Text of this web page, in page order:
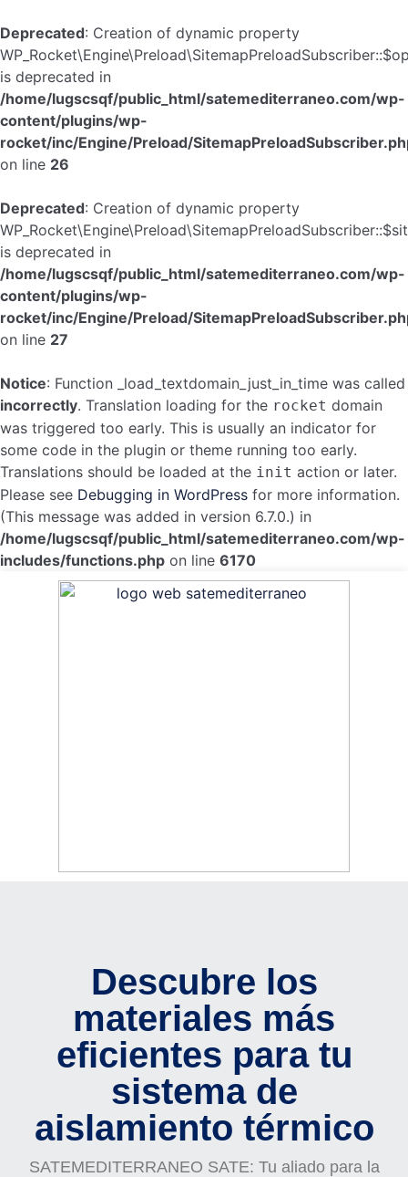
Deprecated: Creation of dynamic property
is deprecated in
/home/lugscsqf/public_html/satemediterraneo.com/wp-
content/plugins/wp-
rocket/inc/Engine/Preload/
on line 26
Deprecated: Creation of dynamic property
is deprecated in
/home/lugscsqf/public_html/satemediterraneo.com/wp-
content/plugins/wp-
rocket/inc/Engine/Preload/
on line 27
Notice: Function _load_textdomain_just_in_time was called
incorrectly. Translation loading for the rocket domain
was triggered too early. This is usually an indicator for
some code in the plugin or theme running too early.
Translations should be loaded at the init action or later.
Please see Debugging in WordPress for more information.
(This message was added in version 6.7.0.) in
/home/lugscsqf/public_html/satemediterraneo.com/wp-
includes/functions.php on line 6170
Descubre los
materiales más
eficientes para tu
sistema de
aislamiento térmico
SATEMEDITERRANEO SATE: Tu aliado para la